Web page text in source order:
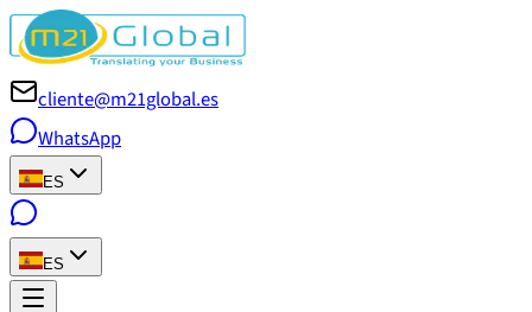
cliente@m21global.es
WhatsApp
ES
ES